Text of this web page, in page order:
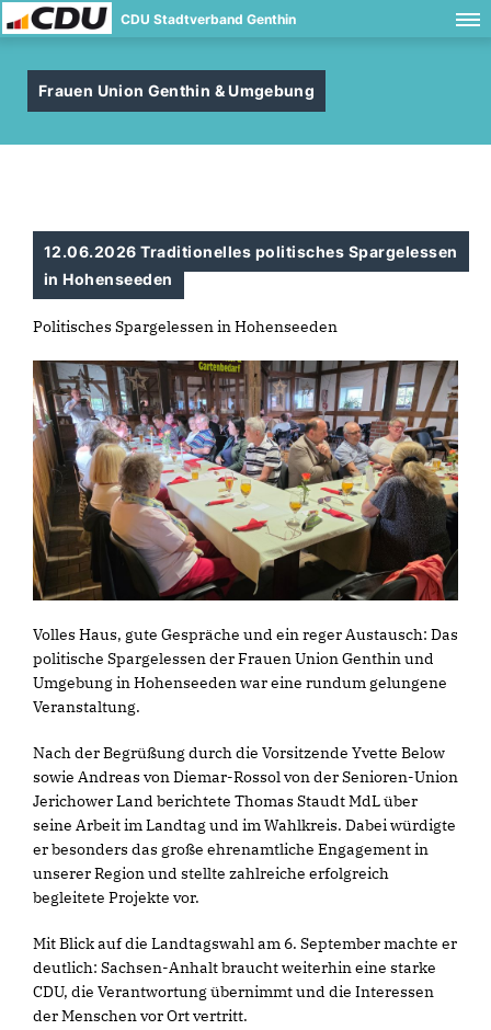
CDU Stadtverband Genthin
Frauen Union Genthin & Umgebung
12.06.2026 Traditionelles politisches Spargelessen
in Hohenseeden
Politisches Spargelessen in Hohenseeden
Volles Haus, gute Gespräche und ein reger Austausch: Das
politische Spargelessen der Frauen Union Genthin und
Umgebung in Hohenseeden war eine rundum gelungene
Veranstaltung.
Nach der Begrüßung durch die Vorsitzende Yvette Below
sowie Andreas von Diemar-Rossol von der Senioren-Union
Jerichower Land berichtete Thomas Staudt MdL über
seine Arbeit im Landtag und im Wahlkreis. Dabei würdigte
er besonders das große ehrenamtliche Engagement in
unserer Region und stellte zahlreiche erfolgreich
begleitete Projekte vor.
Mit Blick auf die Landtagswahl am 6. September machte er
deutlich: Sachsen-Anhalt braucht weiterhin eine starke
CDU, die Verantwortung übernimmt und die Interessen
der Menschen vor Ort vertritt.